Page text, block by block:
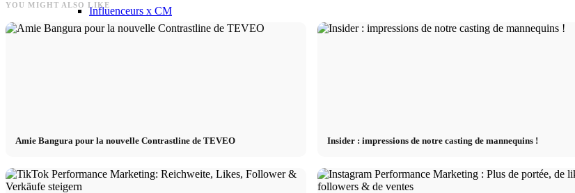
Influenceurs x CM
Marketing des influenceurs
Gestion des influenceurs
YOU MIGHT ALSO LIKE
Amie Bangura pour la nouvelle Contrastline de TEVEO Insider : impressions de notre casting de mannequins !